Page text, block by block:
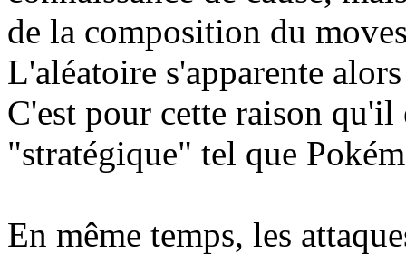
de la composition du
L'aléatoire s'apparente
C'est pour cette raison
"stratégique" tel que
En même temps, les